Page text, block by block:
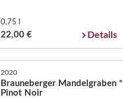
0,75 l
22,00 € Details
2020
Brauneberger Mandelgraben *
Pinot Noir